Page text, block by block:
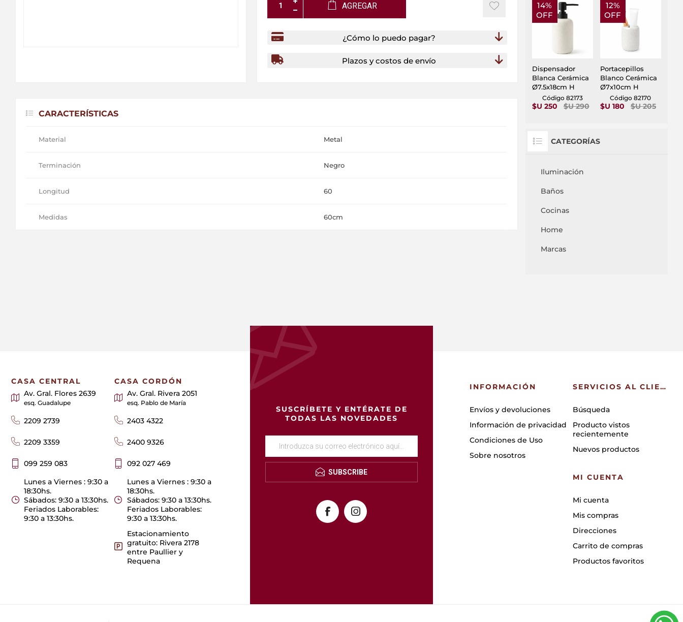
AGREGAR
¿Cómo lo puedo pagar?
Plazos y costos de envío
CARACTERÍSTICAS
Material Metal
Terminación Negro
Longitud 60
Medidas 60cm
14%
OFF
Dispensador
Blanca Cerámica
Ø7.5x18cm H
Código 82173
$U 250 $U 290
12%
OFF
Portacepillos
Blanco Cerámica
Ø7x10cm H
Código 82170
$U 180 $U 205
CATEGORÍAS
Iluminación
Baños
Cocinas
Home
Marcas
SUSCRÍBETE Y ENTÉRATE DE
TODAS LAS NOVEDADES
SUBSCRIBE
CASA CENTRAL
Av. Gral. Flores 2639
esq. Guadalupe
2209 2739
2209 3359
099 259 083
Lunes a Viernes : 9:30 a
18:30hs.
Sábados: 9:30 a 13:30hs.
Feriados Laborables:
9:30 a 13:30hs.
CASA CORDÓN
Av. Gral. Rivera 2051
esq. Pablo de María
2403 4322
2400 9326
092 027 469
Lunes a Viernes : 9:30 a
18:30hs.
Sábados: 9:30 a 13:30hs.
Feriados Laborables:
9:30 a 13:30hs.
Estacionamiento
gratuito: Rivera 2178
entre Paullier y
Requena
INFORMACIÓN
Envíos y devoluciones
Información de privacidad
Condiciones de Uso
Sobre nosotros
SERVICIOS AL CLIENTE
Búsqueda
Producto vistos
recientemente
Nuevos productos
MI CUENTA
Mi cuenta
Mis compras
Direcciones
Carrito de compras
Productos favoritos